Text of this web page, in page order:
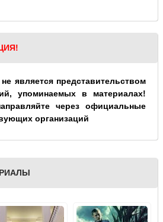
является представительством
упоминаемых в материалах!
через официальные
организаций